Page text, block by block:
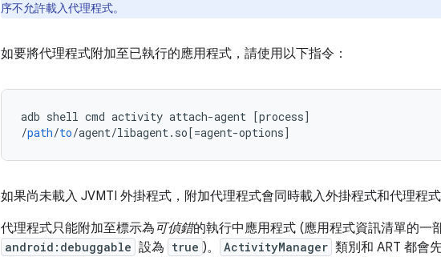
序不允許載入代理程式。
如要將代理程式附加至已執行的應用程式，請使用以下指令：
adb shell cmd activity attach-agent [process]
/path/to/agent/libagent. so [=agent-options]
如果尚未載入 JVMTI 外掛程式，附加代理程式會同時載入外掛程式和代理程式
代理程式只能附加至標示為 可偵錯的執行中應用程式 (應用程式資訊清單的一
android:debuggable 設為 true )。 ActivityManager 類別和 ART 都會